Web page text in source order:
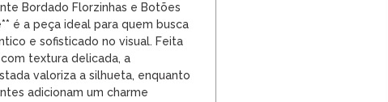
Bordado Florzinhas e Botões
é a peça ideal para quem busca
e sofisticado no visual. Feita
textura delicada, a
valoriza a silhueta, enquanto
adicionam um charme